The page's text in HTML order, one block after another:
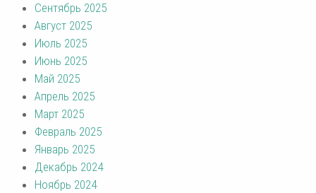
Сентябрь 2025
Август 2025
Июль 2025
Июнь 2025
Май 2025
Апрель 2025
Март 2025
Февраль 2025
Январь 2025
Декабрь 2024
Ноябрь 2024